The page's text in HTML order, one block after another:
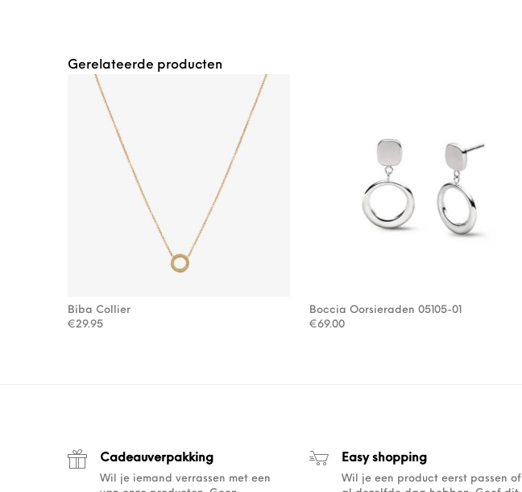
Gerelateerde producten
Biba Collier
€29.95
Boccia Oorsieraden 05105-01
€69.00
Cadeauverpakking
Wil je iemand verrassen met een
Easy shopping
Wil je een product eerst passen of